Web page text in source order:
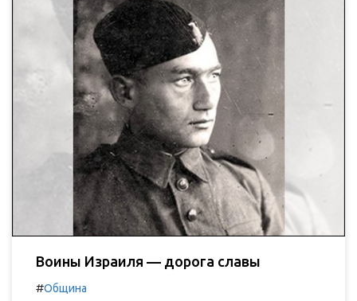
Воины Израиля — дорога славы
#Община